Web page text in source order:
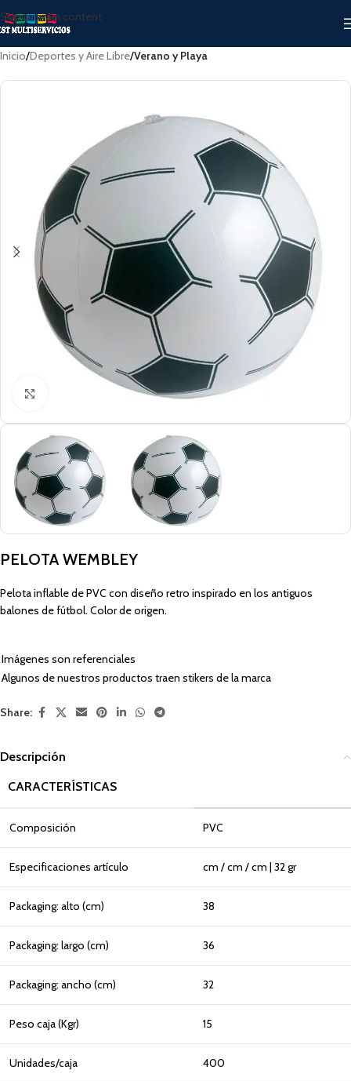
Skip to main content
Inicio Deportes y Aire Libre Verano y Playa
PELOTA WEMBLEY
Pelota inflable de PVC con diseño retro inspirado en los antiguos
balones de fútbol. Color de origen.
Imágenes son referenciales
Algunos de nuestros productos traen stikers de la marca
Share:
Descripción
CARACTERÍSTICAS
Composición PVC
Especificaciones artículo cm / cm / cm | 32 gr
Packaging: alto (cm) 38
Packaging: largo (cm) 36
Packaging: ancho (cm) 32
Peso caja (Kgr) 15
Unidades/caja 400